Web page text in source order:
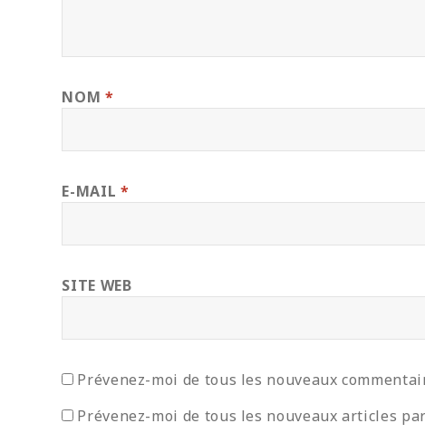
NOM *
E-MAIL *
SITE WEB
Prévenez-moi de tous les nouveaux
Prévenez-moi de tous les nouveaux articles